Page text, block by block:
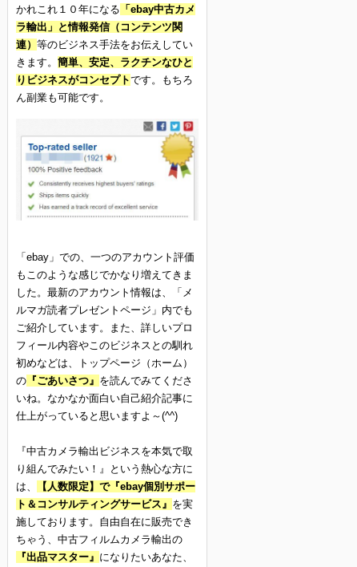
かれこれ１０年になる 「ebay中古カメ
ラ輸出」と情報発信（コンテンツ関
連） 等のビジネス手法をお伝えしてい
きます。 簡単、安定、ラクチンなひと
りビジネスがコンセプトです。もちろ
ん副業も可能です。
「ebay」での、一つのアカウント評価
もこのような感じでかなり増えてきま
した。最新のアカウント情報は、「メ
ルマガ読者プレゼントページ」内でも
ご紹介しています。また、詳しいプロ
フィール内容やこのビジネスとの馴れ
初めなどは、トップページ（ホーム）
の 『ごあいさつ』 を読んでみてくださ
いね。なかなか面白い自己紹介記事に
仕上がっていると思いますよ～(^^)
『中古カメラ輸出ビジネスを本気で取
り組んでみたい！』という熱心な方に
は、
【人数限定】で『ebay個別サポー
ト＆コンサルティングサービス』 を実
施しております。自由自在に販売でき
ちゃう、中古フィルムカメラ輸出の
『出品マスター』 になりたいあなた、